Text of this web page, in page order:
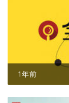
1年前